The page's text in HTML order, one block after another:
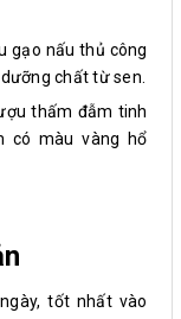
gạo nấu thủ công
chất từ sen.
thấm đẫm tinh
có màu vàng hổ
tốt nhất vào